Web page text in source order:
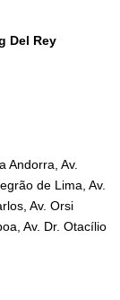
Del Rey
Andorra, Av.
de Lima, Av.
Av. Orsi
Av. Dr. Otacílio